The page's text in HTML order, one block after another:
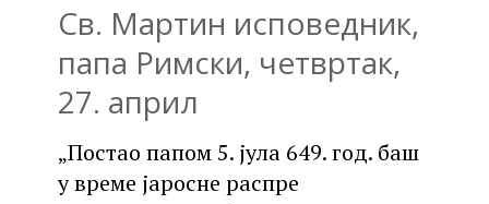
Св. Мартин исповедник,
папа Римски, четвртак,
27. април
„Постао папом 5. јула 649. год. баш
у време јаросне распре